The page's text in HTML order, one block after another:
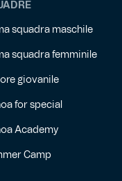
squadra maschile
squadra femminile
giovanile
for special
Academy
Camp